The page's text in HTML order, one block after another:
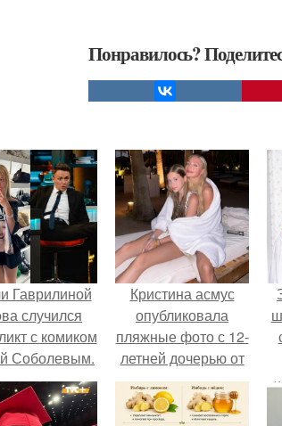
Понравилось?
Гаврилиной
случился
с комиком
Соболевым.
Кристина асмус
опубликовала
пляжные фото с 12-
летней дочерью от
Гарика Харламова.